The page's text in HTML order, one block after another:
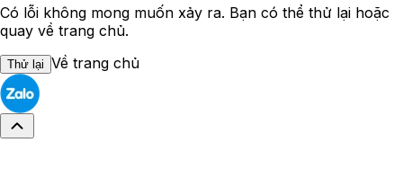
Có lỗi không mong muốn xảy ra. Bạn có thể thử lại hoặc
quay về trang chủ.
Thử lại Về trang chủ